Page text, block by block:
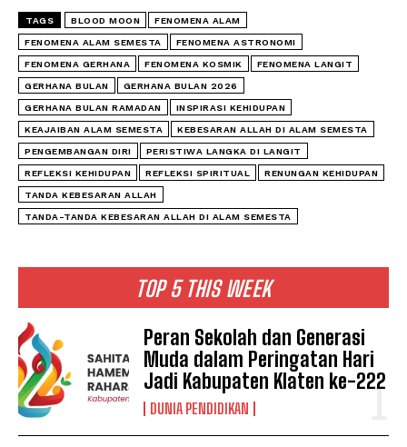
TOP 5 THIS WEEK
Peran Sekolah dan Generasi
Muda dalam Peringatan Hari
Jadi Kabupaten Klaten ke-222
DUNIA PENDIDIKAN
TAGS BLOOD MOON FENOMENA ALAM
FENOMENA ALAM SEMESTA FENOMENA ASTRONOMI
FENOMENA GERHANA FENOMENA KOSMIK FENOMENA LANGIT
GERHANA BULAN GERHANA BULAN 2026
GERHANA BULAN RAMADAN INSPIRASI KEHIDUPAN
KEAJAIBAN ALAM SEMESTA KEBESARAN ALLAH DI ALAM SEMESTA
PENGEMBANGAN DIRI PERISTIWA LANGKA DI LANGIT
REFLEKSI KEHIDUPAN REFLEKSI SPIRITUAL RENUNGAN KEHIDUPAN
TANDA KEBESARAN ALLAH
TANDA-TANDA KEBESARAN ALLAH DI ALAM SEMESTA